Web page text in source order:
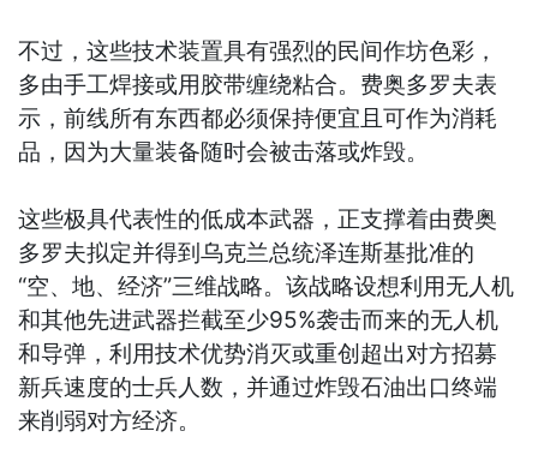
不过，这些技术装置具有强烈的民间作坊色彩，
多由手工焊接或用胶带缠绕粘合。费奥多罗夫表
示，前线所有东西都必须保持便宜且可作为消耗
品，因为大量装备随时会被击落或炸毁。
这些极具代表性的低成本武器，正支撑着由费奥
多罗夫拟定并得到乌克兰总统泽连斯基批准的
“空、地、经济”三维战略。该战略设想利用无人机
和其他先进武器拦截至少95%袭击而来的无人机
和导弹，利用技术优势消灭或重创超出对方招募
新兵速度的士兵人数，并通过炸毁石油出口终端
来削弱对方经济。